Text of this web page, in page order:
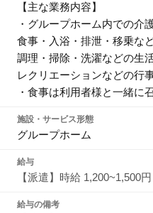
【主な業務内容】
・グループホーム内での介
食事・入浴・排泄・移乗な
調理・掃除・洗濯などの生
レクリエーションなどの行
・食事は利用者様と一緒に
施設・サービス形態
グループホーム
給与
【派遣】時給 1,200~1,500円
給与の備考